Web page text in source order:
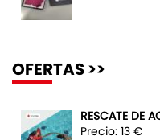
OFERTAS >>
RESCATE DE
Precio: 13 €